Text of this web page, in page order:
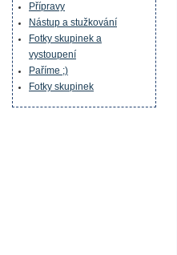
Přípravy
Nástup a stužkování
Fotky skupinek a
vystoupení
Paříme ;)
Fotky skupinek